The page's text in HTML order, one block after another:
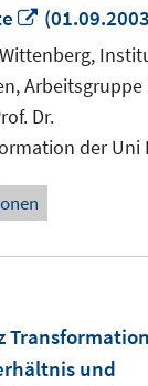
In
neuem
Fenster
öffnen
Dr.
der Uni
und